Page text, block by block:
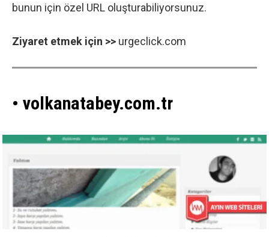
bunun için özel URL oluşturabiliyorsunuz.
Ziyaret etmek için >> urgeclick.com
• volkanatabey.com.tr